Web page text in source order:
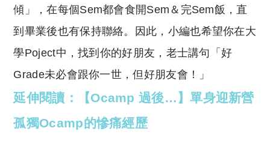
傾」，在每個Sem都會食開Sem＆完Sem飯，直
到畢業後也有保持聯絡。因此，小編也希望你在大
學Poject中，找到你的好朋友，老士講句「好
Grade未必會跟你一世，但好朋友會！」
延伸閱讀：【Ocamp 過後…】單身迎新營
孤獨Ocamp的慘痛經歷